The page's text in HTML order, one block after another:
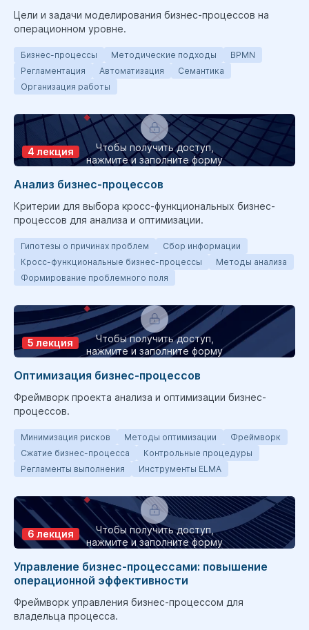
Цели и задачи моделирования бизнес-процессов на
операционном уровне.
Бизнес-процессы Методические подходы
BPMN
Регламентация
Автоматизация
Семантика
Организация работы
Чтобы получить доступ,
нажмите и заполните форму
4 лекция
Анализ бизнес-процессов
Критерии для выбора кросс-функциональных бизнес-
процессов для анализа и оптимизации.
Гипотезы о причинах проблем
Сбор информации
Кросс-функциональные бизнес-процессы
Методы анализа
Формирование проблемного поля
Чтобы получить доступ,
нажмите и заполните форму
5 лекция
Оптимизация бизнес-процессов
Фреймворк проекта анализа и оптимизации бизнес-
процессов.
Минимизация рисков Методы оптимизации
Фреймворк
Сжатие бизнес-процесса
Контрольные процедуры
Регламенты выполнения
Инструменты ELMA
Чтобы получить доступ,
нажмите и заполните форму
6 лекция
Управление бизнес-процессами: повышение
операционной эффективности
Фреймворк управления бизнес-процессом для
владельца процесса.